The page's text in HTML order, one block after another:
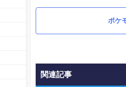
ポケ
関連記事